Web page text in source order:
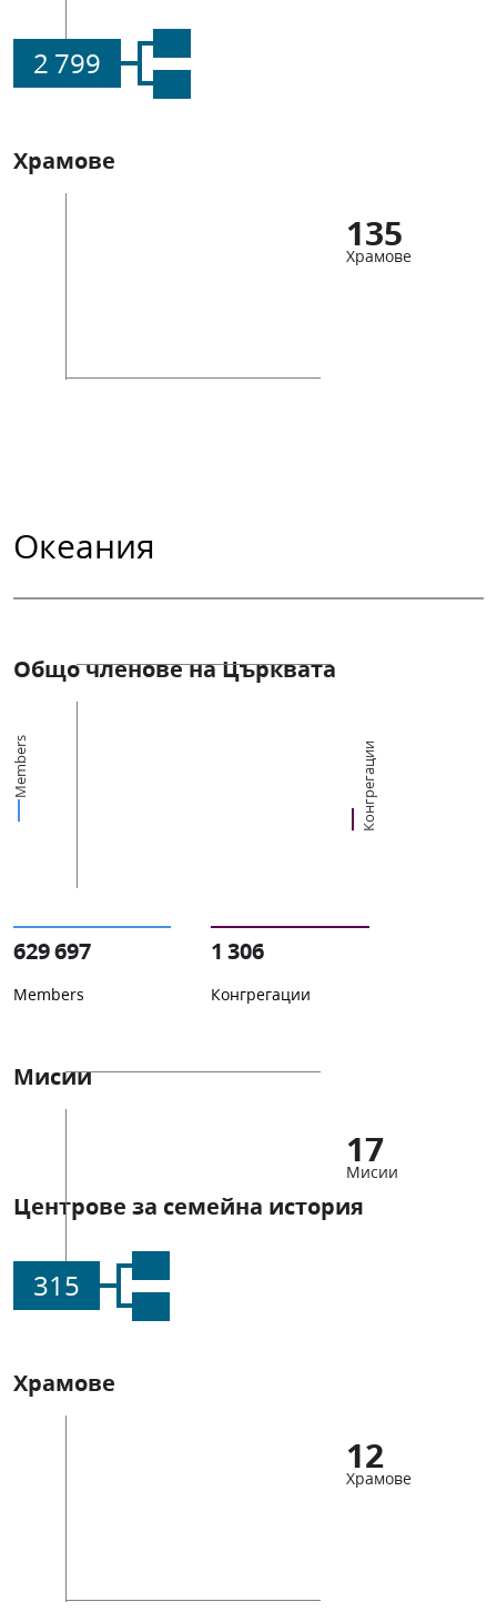
2 799
Храмове
135
Храмове
Океания
Общо членове на Църквата
Members Конгрегации
629 697
Members
1 306
Конгрегации
Мисии
17
Мисии
Центрове за семейна история
315
Храмове
12
Храмове